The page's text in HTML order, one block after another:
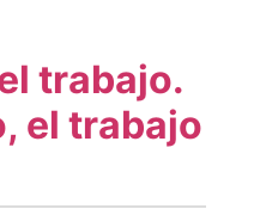
trabajo.
el trabajo